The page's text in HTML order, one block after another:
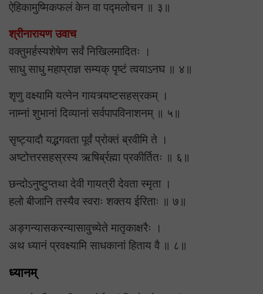
ऐहिकामुष्मिकफलं केन वा पद्मलोचन ॥ ३॥
श्रीनारायण उवाच
वक्तुमर्हस्यशेषेण सर्वं निखिलमादितः ।
साधु साधु महाप्राज्ञ सम्यक् पृष्टं त्वयाऽनघ ॥ ४॥
श‍ृणु वक्ष्यामि यत्नेन गायत्र्यष्टसहस्रकम् ।
नाम्नां शुभानां दिव्यानां सर्वपापविनाशनम् ॥ ५॥
सृष्ट्यादौ यद्भगवता पूर्वं प्रोक्तं ब्रवीमि ते ।
अष्टोत्तरसहस्रस्य ऋषिर्ब्रह्मा प्रकीर्तितः ॥ ६॥
छन्दोऽनुष्टुप्तथा देवी गायत्री देवता स्मृता ।
हलो बीजानि तस्यैव स्वराः शक्तय ईरिताः ॥ ७॥
अङ्गन्यासकरन्यासावुच्येते मातृकाक्षरैः ।
अथ ध्यानं प्रवक्ष्यामि साधकानां हिताय वै ॥ ८॥
ध्यानम्